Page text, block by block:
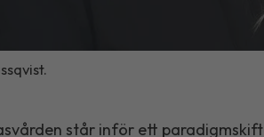
står inför ett